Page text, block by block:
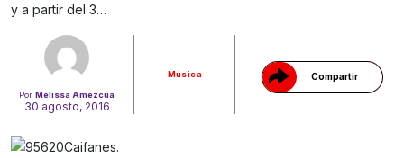
PorMelissa Amezcua
30 agosto, 2016
Música Compartir
y a partir del 3…